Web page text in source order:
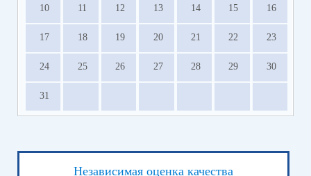
10 11 12 13 14 15 16
17 18 19 20 21 22 23
24 25 26 27 28 29 30
31
Независимая оценка качества